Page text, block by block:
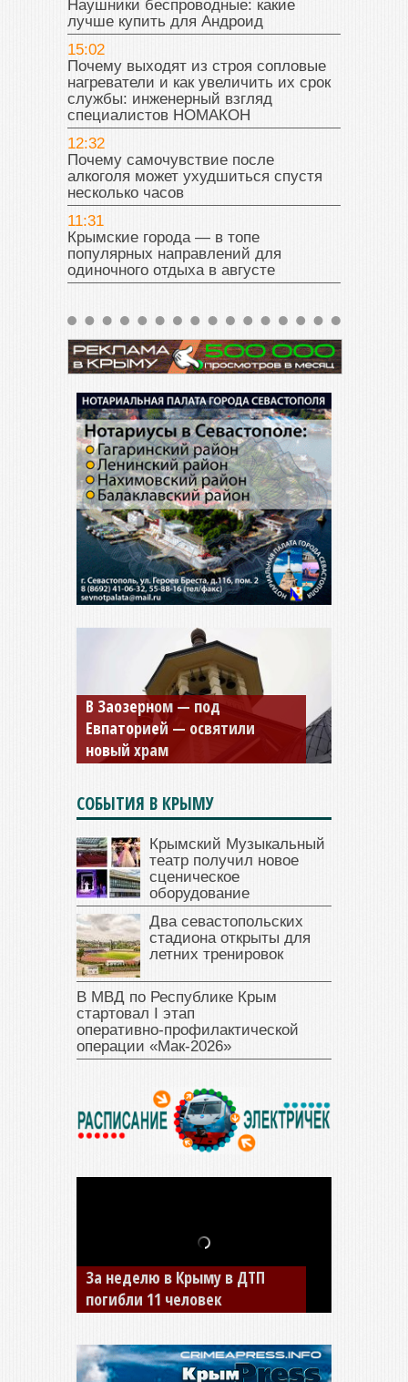
Наушники беспроводные: какие
лучше купить для Андроид
15:02
Почему выходят из строя сопловые
нагреватели и как увеличить их срок
службы: инженерный взгляд
специалистов НОМАКОН
12:32
Почему самочувствие после
алкоголя может ухудшиться спустя
несколько часов
11:31
Крымские города — в топе
популярных направлений для
одиночного отдыха в августе
Мужской монастырь Косьмы
и Дамиана в Крыму вновь
открыт для посещения
СОБЫТИЯ В КРЫМУ
Крымский Музыкальный
театр получил новое
сценическое
оборудование
Два севастопольских
стадиона открыты для
летних тренировок
В МВД по Республике Крым
стартовал I этап
оперативно‑профилактической
операции «Мак‑2026»
В Джанкое водитель ВАЗа
сбил двух детей на «зебре»